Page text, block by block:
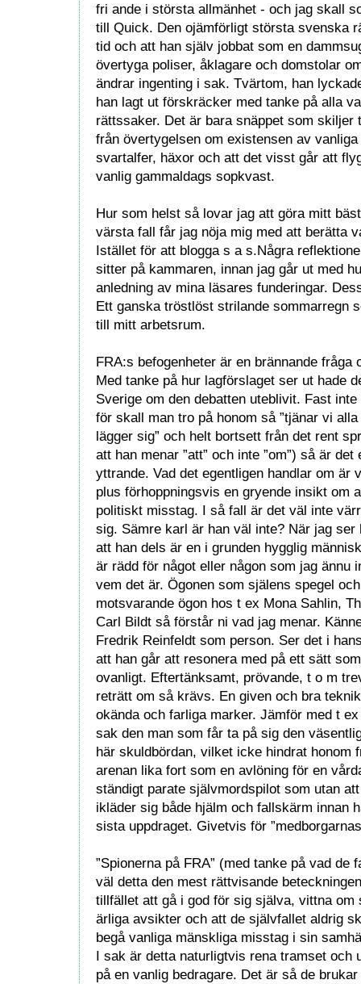
fri ande i största allmänhet - och jag skall
till Quick. Den ojämförligt största svenska
tid och att han själv jobbat som en
övertyga poliser, åklagare och domstolar
ändrar ingenting i sak. Tvärtom, han
han lagt ut förskräcker med tanke på alla
rättssaker. Det är bara snäppet som skiljer
från övertygelsen om existensen av
svartalfer, häxor och att det visst går att
vanlig gammaldags sopkvast.
Hur som helst så lovar jag att göra mitt
värsta fall får jag nöja mig med att berätta
Istället för att blogga s a s.Några
sitter på kammaren, innan jag går ut med
anledning av mina läsares funderingar.
Ett ganska tröstlöst strilande sommarregn
till mitt arbetsrum.
FRA:s befogenheter är en brännande fråga
Med tanke på hur lagförslaget ser ut hade
Sverige om den debatten uteblivit. Fast
för skall man tro på honom så ”tjänar vi
lägger sig” och helt bortsett från det rent
att han menar ”att” och inte ”om”) så är
yttrande. Vad det egentligen handlar om är
plus förhoppningsvis en gryende insikt om
politiskt misstag. I så fall är det väl inte
sig. Sämre karl är han väl inte? När jag ser
att han dels är en i grunden hygglig
är rädd för något eller någon som jag ännu
vem det är. Ögonen som själens spegel
motsvarande ögon hos t ex Mona Sahlin,
Carl Bildt så förstår ni vad jag menar.
Fredrik Reinfeldt som person. Ser det i
att han går att resonera med på ett sätt
ovanligt. Eftertänksamt, prövande, t o m
reträtt om så krävs. En given och bra
okända och farliga marker. Jämför med t
sak den man som får ta på sig den
här skuldbördan, vilket icke hindrat honom
arenan lika fort som en avlöning för en
ständigt parate självmordspilot som utan
ikläder sig både hjälm och fallskärm innan
sista uppdraget. Givetvis för
”Spionerna på FRA” (med tanke på vad
väl detta den mest rättvisande
tillfället att gå i god för sig själva, vittna om
ärliga avsikter och att de självfallet aldrig
begå vanliga mänskliga misstag i sin
I sak är detta naturligtvis rena tramset och
på en vanlig bedragare. Det är så de